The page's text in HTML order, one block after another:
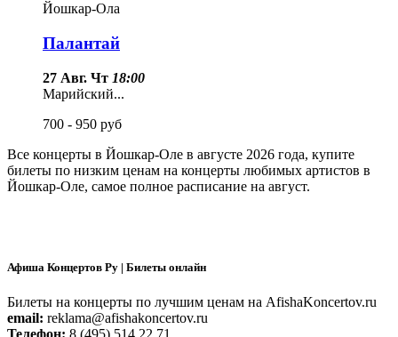
Йошкар-Ола
Палантай
27 Авг. Чт 18:00
Марийский...
700 - 950 руб
Все концерты в Йошкар-Оле в августе 2026 года, купите
билеты по низким ценам на концерты любимых артистов в
Йошкар-Оле, самое полное расписание на август.
Афиша Концертов Ру | Билеты онлайн
Билеты на концерты по лучшим ценам на AfishaKoncertov.ru
email: reklama@afishakoncertov.ru
Телефон: 8 (495) 514 22 71